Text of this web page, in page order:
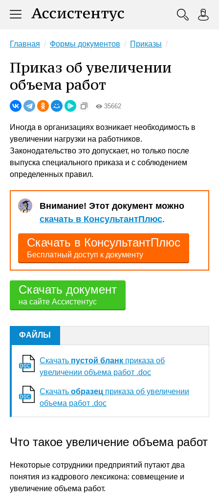
Главная Формы документов Приказы
Приказ об увеличении
объема работ
35662
Иногда в организациях возникает необходимость в
увеличении нагрузки на работников.
Законодательство это допускает, но только после
выпуска специального приказа и с соблюдением
определенных правил.
Внимание! Этот документ можно
скачать в КонсультантПлюс.
Скачать в КонсультантПлюс
Бесплатный доступ к документу
Скачать документ
на сайте Ассистентус
ФАЙЛЫ
Скачать пустой бланк приказа об
увеличении объема работ .doc
Скачать образец приказа об увеличении
объема работ .doc
Что такое увеличение объема работ
Некоторые сотрудники предприятий путают два
понятия из кадрового лексикона: совмещение и
увеличение объема работ.